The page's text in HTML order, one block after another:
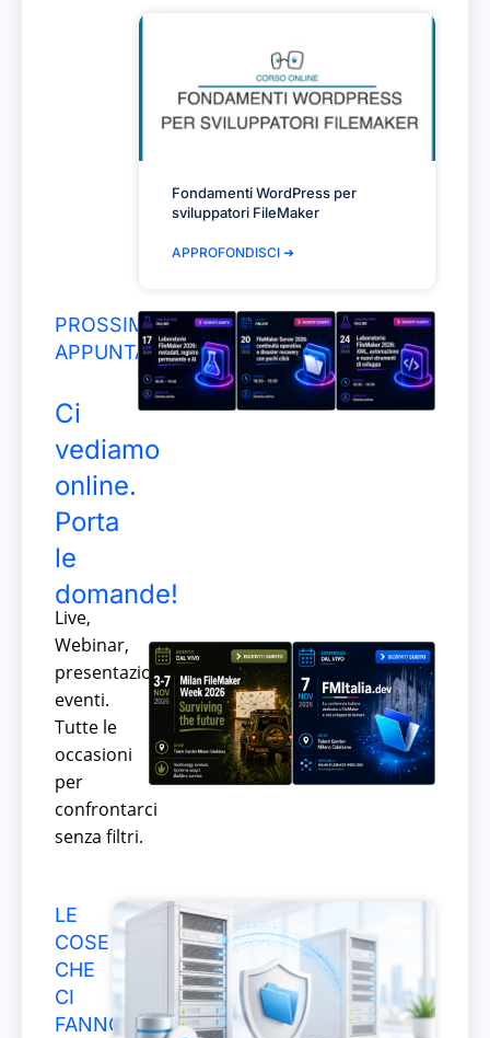
Fondamenti WordPress per
sviluppatori FileMaker
APPROFONDISCI ➜
PROSSIMI
APPUNTAMENTI
Ci
vediamo
online.
Porta
le
domande!
Live,
Webinar,
presentazioni,
eventi.
Tutte le
occasioni
per
confrontarci
senza filtri.
LE
COSE
CHE
CI
FANNO